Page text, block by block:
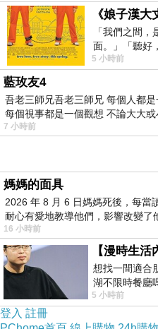
也不會有睡飽的神清氣
長期處於看似睡著但睡
這幾日冰凍肩的折磨愈
時不時忍不住呻吟
所有的志向、欲望、計
都不如無病無恙啊
上一篇：執子之手
下一篇：
「我們之間
面。」「聽好
楚這種感覺，
5 小時前
藍玫友4
吾老三師兄吾老三師兄 每個人都
每個視事都是一個觀想 不論大大
7 小時前
媽媽的面具
2026 年 8 月 6 日媽媽死後，每當
耐心有愛地教導他們，影響改變了
16 小時前
想找一間適合
湖不限時餐廳
內湖店，從捷
5 小時前
登入 註冊